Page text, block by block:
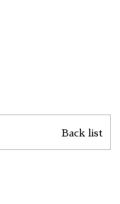
Back list